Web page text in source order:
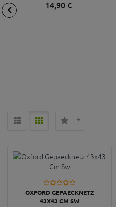
14,90 €
OXFORD GEPAECKNETZ
43X43 CM SW